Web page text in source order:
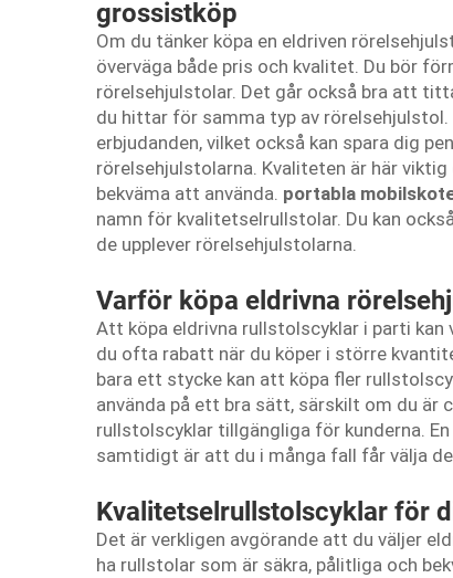
grossistköp
Om du tänker köpa en eldriven
överväga både pris och kvalitet. Du bör
rörelsehjulstolar. Det går också bra att
du hittar för samma typ av
erbjudanden, vilket också kan spara dig
rörelsehjulstolarna. Kvaliteten är här
bekväma att använda. portabla
namn för kvalitetselrullstolar. Du kan
de upplever rörelsehjulstolarna.
Varför köpa eldrivna
Att köpa eldrivna rullstolscyklar i parti
du ofta rabatt när du köper i större
bara ett stycke kan att köpa fler
använda på ett bra sätt, särskilt om du
rullstolscyklar tillgängliga för kunderna.
samtidigt är att du i många fall får välja
Kvalitetselrullstolscyklar för
Det är verkligen avgörande att du väljer
ha rullstolar som är säkra, pålitliga och